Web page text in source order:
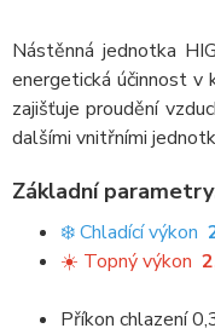
Nástěnná jednotka
energetická účinnost v
zajišťuje proudění
dalšími vnitřními
Základní
❄️ Chladící výkon
☀️ Topný výkon
Příkon chlazení